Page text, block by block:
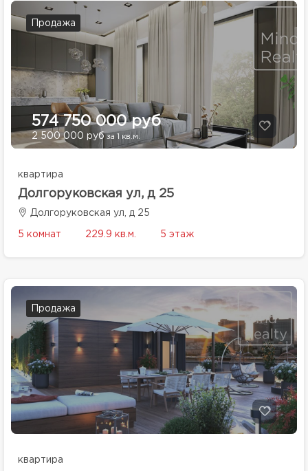
Продажа
574 750 000 руб
2 500 000 руб за 1 кв.м.
квартира
Долгоруковская ул, д 25
Долгоруковская ул, д 25
5 комнат 229.9 кв.м. 5 этаж
Продажа
квартира